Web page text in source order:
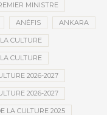
MINISTRE
ANÉFIS ANKARA
CULTURE
CULTURE
2026-2027
2026-2027
LA CULTURE 2025